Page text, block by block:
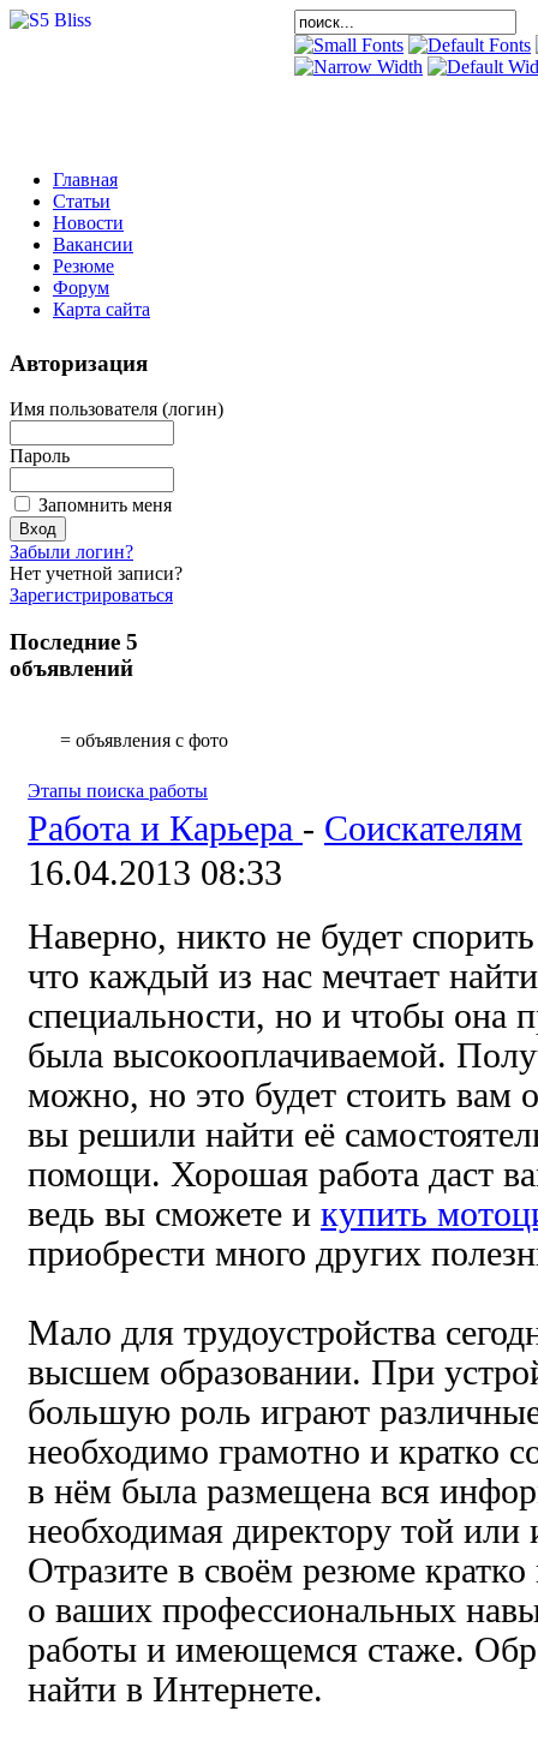
Главная
Статьи
Новости
Вакансии
Резюме
Форум
Карта сайта
Авторизация
Имя пользователя (логин)
Пароль
Запомнить меня
Забыли логин?
Нет учетной записи?
Зарегистрироваться
Последние 5
объявлений
= объявления с фото
Этапы поиска работы
Работа и Карьера - Соискателям
16.04.2013 08:33
Наверно, никто не будет
что каждый из нас мечтает
специальности, но и чтобы она
была высокооплачиваемой.
можно, но это будет стоить вам
вы решили найти её
помощи. Хорошая работа даст
ведь вы сможете и купить
приобрести много других
Мало для трудоустройства
высшем образовании. При
большую роль играют
необходимо грамотно и кратко
в нём была размещена вся
необходимая директору той
Отразите в своём резюме
о ваших профессиональных
работы и имеющемся стаже.
найти в Интернете.